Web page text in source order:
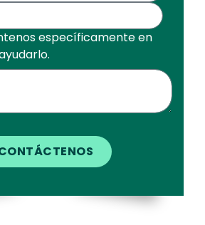
específicamente en